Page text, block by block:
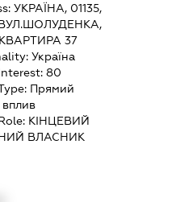
УКРАЇНА, 01135,
ВУЛ.ШОЛУДЕНКА,
37
Україна
80
Прямий
КІНЦЕВИЙ
ВЛАСНИК